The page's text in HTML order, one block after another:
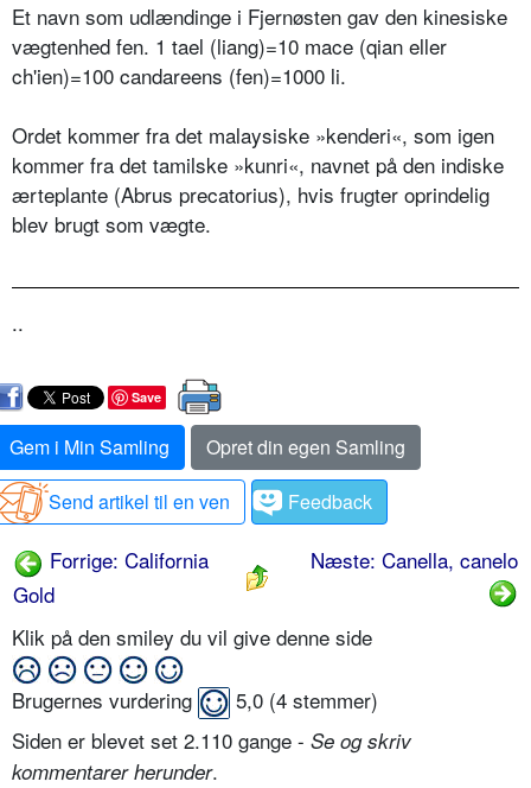
Et navn som udlændinge i Fjernøsten gav den kinesiske
vægtenhed fen. 1 tael (liang)=10 mace (qian eller
ch'ien)=100 candareens (fen)=1000 li.
Ordet kommer fra det malaysiske »kenderi«, som igen
kommer fra det tamilske »kunri«, navnet på den indiske
ærteplante (Abrus precatorius), hvis frugter oprindelig
blev brugt som vægte.
..
Save
Gem i Min Samling
Opret din egen Samling
Send artikel til en ven
Feedback
Forrige: California
Gold
Næste: Canella, canelo
Klik på den smiley du vil give denne side
Brugernes vurdering 5,0 (4 stemmer)
Siden er blevet set 2.110 gange - Se og skriv
kommentarer herunder.